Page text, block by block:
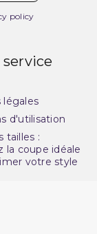
policy
légales
d'utilisation
tailles :
la coupe idéale
votre style